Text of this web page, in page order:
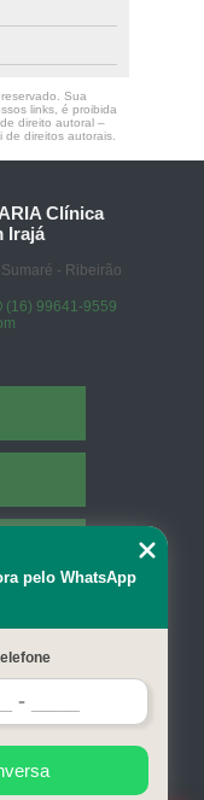
Sua
links, é proibida
direito autoral –
de direitos autorais.
Clínica
Irajá
- Ribeirão
(16) 99641-9559
pelo WhatsApp